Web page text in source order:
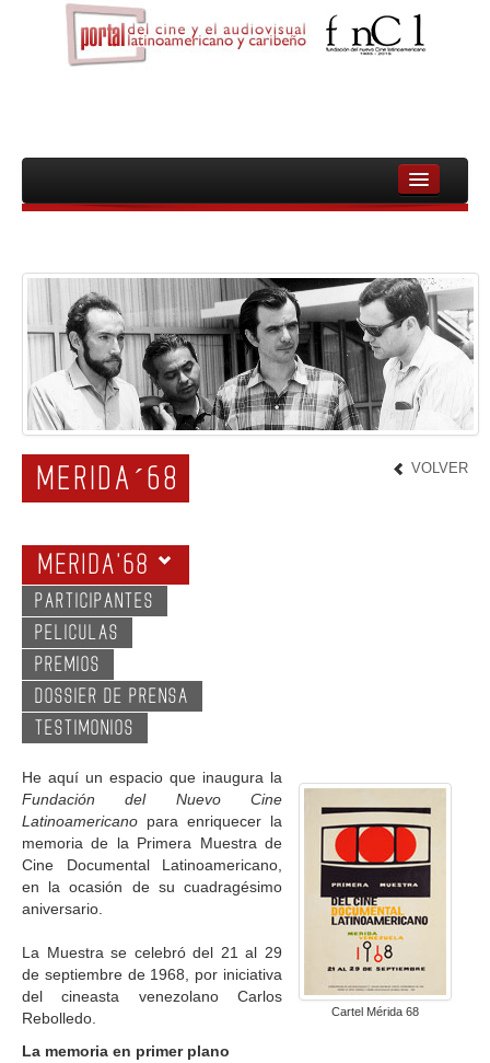
INICIO
PELICULAS
CINEASTAS
DOCUMENTALES
MUJERES
AUDIOVISUAL INDIGENA Y COMUNITARIO
MERIDA´68 VOLVER
MERIDA'68
PARTICIPANTES
PELICULAS
PREMIOS
DOSSIER DE PRENSA
TESTIMONIOS
Cartel Mérida 68
He aquí un espacio que inaugura la
Fundación del Nuevo Cine
Latinoamericano para enriquecer la
memoria de la Primera Muestra de
Cine Documental Latinoamericano,
en la ocasión de su cuadragésimo
aniversario.
La Muestra se celebró del 21 al 29
de septiembre de 1968, por iniciativa
del cineasta venezolano Carlos
Rebolledo.
La memoria en primer plano